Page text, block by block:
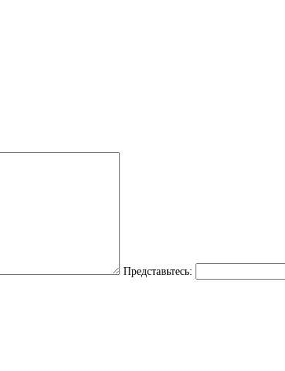
Представьтесь: